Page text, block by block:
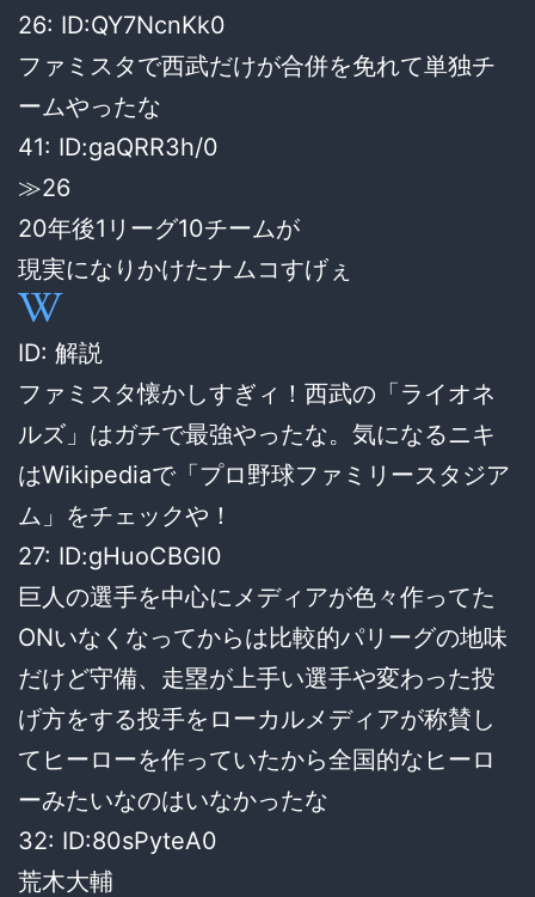
26: ID:QY7NcnKk0
ファミスタで西武だけが合併を免れて単独チ
ームやったな
41: ID:gaQRR3h/0
≫26
20年後1リーグ10チームが
現実になりかけたナムコすげぇ
ID: 解説
ファミスタ懐かしすぎィ！西武の「ライオネ
ルズ」はガチで最強やったな。気になるニキ
はWikipediaで「プロ野球ファミリースタジア
ム」をチェックや！
27: ID:gHuoCBGl0
巨人の選手を中心にメディアが色々作ってた
ONいなくなってからは比較的パリーグの地味
だけど守備、走塁が上手い選手や変わった投
げ方をする投手をローカルメディアが称賛し
てヒーローを作っていたから全国的なヒーロ
ーみたいなのはいなかったな
32: ID:80sPyteA0
荒木大輔